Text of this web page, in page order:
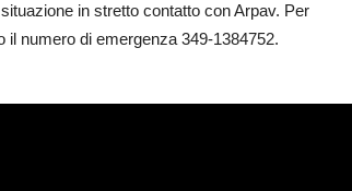
in stretto contatto con Arpav. Per
il numero di emergenza 349-1384752.